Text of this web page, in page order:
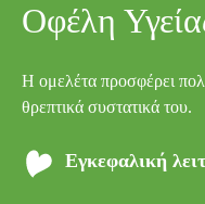
Οφέλη
Η ομελέτα προσφέρει
θρεπτικά συστατικά του.
Εγκεφαλική